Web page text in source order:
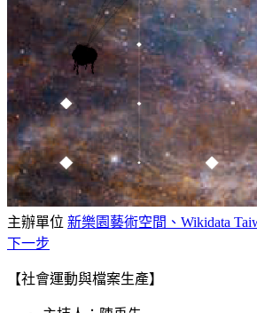
主辦單位 新樂園藝術空間、Wikidata
下一步
【社會運動與檔案生產】